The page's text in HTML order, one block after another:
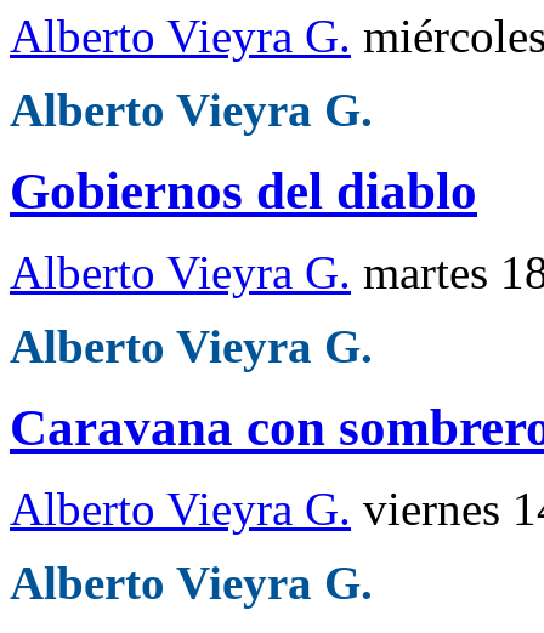
Alberto Vieyra G.
Alberto Vieyra G.
Gobiernos del diablo
Alberto Vieyra G. martes
Alberto Vieyra G.
Caravana con
Alberto Vieyra G. viernes
Alberto Vieyra G.